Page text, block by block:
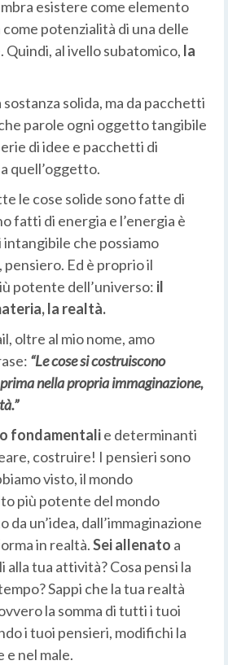
esistere come elemento
come potenzialità di una delle
Quindi, al ivello subatomico, la
solida, ma da pacchetti
parole ogni oggetto tangibile
di idee e pacchetti di
quell’oggetto.
le cose solide sono fatte di
fatti di energia e l’energia è
che possiamo
Ed è proprio il
potente dell’universo: il
la realtà.
oltre al mio nome, amo
“Le cose si costruiscono
nella propria immaginazione,
fondamentalie determinanti
costruire! I pensieri sono
visto, il mondo
più potente del mondo
un’idea, dall’immaginazione
in realtà.Sei allenato a
tua attività? Cosa pensi la
Sappi che la tua realtà
la somma di tutti i tuoi
i tuoi pensieri, modifichi la
e nel male.